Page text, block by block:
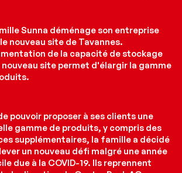
Sunna déménage son entreprise
nouveau site de Tavannes.
de la capacité de stockage
nouveau site permet d'élargir la gamme
pouvoir proposer à ses clients une
gamme de produits, y compris des
supplémentaires, la famille a décidé
un nouveau défi malgré une année
due à la COVID-19. Ils reprennent